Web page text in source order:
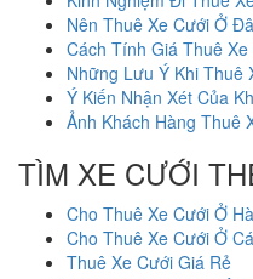
Nên Thuê Xe Cưới Ở
Cách Tính Giá Thuê
Những Lưu Ý Khi Thuê
Ý Kiến Nhận Xét Của
Ảnh Khách Hàng Thuê
TÌM XE CƯỚI
Cho Thuê Xe Cưới Ở
Cho Thuê Xe Cưới Ở
Thuê Xe Cưới Giá Rẻ